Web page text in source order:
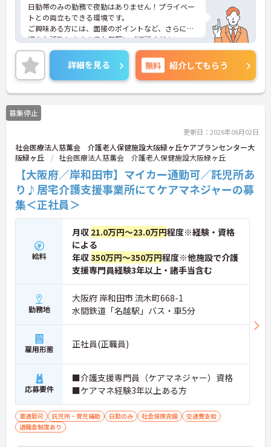
日勤帯のみの勤務で夜勤はありません！プライベー
トとの両立もできる環境です。
ご興味ある方には、面接のポイントなど、さらに詳
細をお話致しますのでお気軽にご相談ください。
詳細を見る 無料 紹介してもらう
募集停止
更新日：2026年06月02日
社会医療法人慈薫会 介護老人保健施設大阪緑ヶ丘ケアプランセンター大
阪緑ヶ丘
社会医療法人慈薫会 介護老人保健施設大阪緑ヶ丘
【大阪府／岸和田市】マイカー通勤可／託児所あ
り♪居宅介護支援事業所にてケアマネジャーの募
集＜正社員＞
給料
月収 21.0万円～23.0万円程度※経験・資格
による
年収350万円～350万円程度※他施設で介護
支援専門員経験3年以上・諸手当含む
勤務地
大阪府 岸和田市 流木町668-1
水間鉄道「名越駅」バス・車5分
雇用形態 正社員(正職員)
応募要件
■介護支援専門員（ケアマネジャー）資格
■ケアマネ経験3年以上ある方
車通勤可 託児所・育児補助 日勤のみ 社会保険完備
交通費支給
退職金制度あり